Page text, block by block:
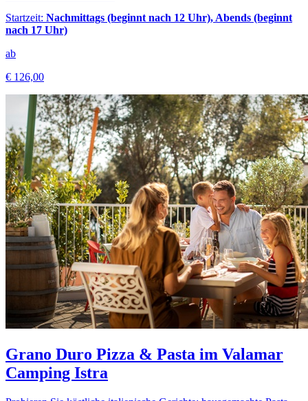
Startzeit: Nachmittags (beginnt nach 12 Uhr), Abends (beginnt
nach 17 Uhr)
ab
€ 126,00
Grano Duro Pizza & Pasta im Valamar
Camping Istra